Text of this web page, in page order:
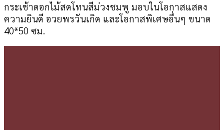
กระเช้าดอกไม้สดโทนสีม่วงชมพู มอบในโอกาสแสดง
ความยินดี อวยพรวันเกิด และโอกาสพิเศษอื่นๆ ขนาด
40*50 ซม.